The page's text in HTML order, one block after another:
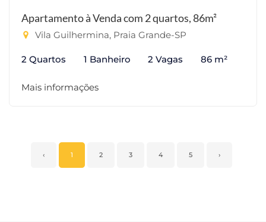
Apartamento à Venda com 2 quartos, 86m²
Vila Guilhermina, Praia Grande-SP
2 Quartos 1 Banheiro 2 Vagas 86 m²
Mais informações
‹ 1 2 3 4 5 ›